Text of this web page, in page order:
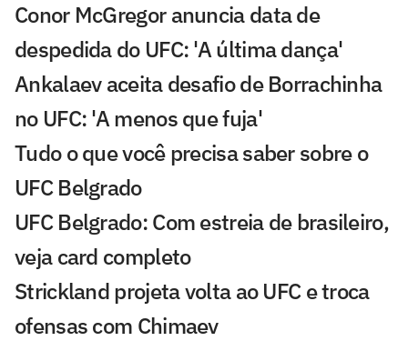
Conor McGregor anuncia data de
despedida do UFC: 'A última dança'
Ankalaev aceita desafio de Borrachinha
no UFC: 'A menos que fuja'
Tudo o que você precisa saber sobre o
UFC Belgrado
UFC Belgrado: Com estreia de brasileiro,
veja card completo
Strickland projeta volta ao UFC e troca
ofensas com Chimaev